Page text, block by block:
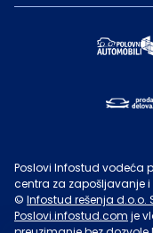
Poslovi Infostud vodeća
centra za zapošljavanje
© Infostud rešenja d.o.o.
Poslovi.infostud.com je